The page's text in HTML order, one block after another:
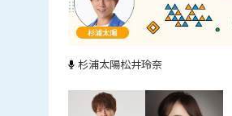
杉浦太陽松井玲奈